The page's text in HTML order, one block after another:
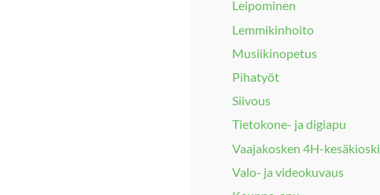
Leipominen
Lemmikinhoito
Musiikinopetus
Pihatyöt
Siivous
Tietokone- ja digiapu
Vaajakosken 4H-kesäkioski
Valo- ja videokuvaus